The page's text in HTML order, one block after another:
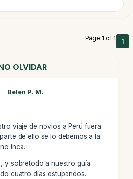
Page 1 of 1 1
OLVIDAR
Belen P. M.
viaje de novios a Perú fuera
de ello se lo debemos a la
Inca.
y sobretodo a nuestro guía
cuatro días estupendos.